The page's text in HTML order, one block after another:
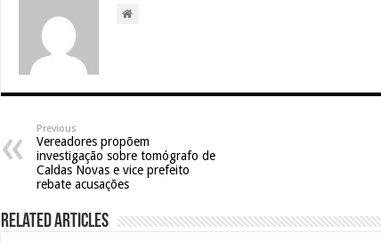
Previous
Vereadores propõem
investigação sobre tomógrafo de
Caldas Novas e vice prefeito
rebate acusações
Related Articles